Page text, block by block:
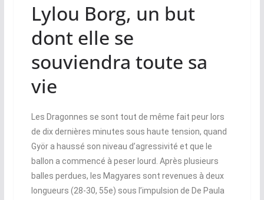
Lylou Borg, un but
dont elle se
souviendra toute sa
vie
Les Dragonnes se sont tout de même fait peur lors
de dix dernières minutes sous haute tension, quand
Györ a haussé son niveau d’agressivité et que le
ballon a commencé à peser lourd. Après plusieurs
balles perdues, les Magyares sont revenues à deux
longueurs (28-30, 55e) sous l’impulsion de De Paula